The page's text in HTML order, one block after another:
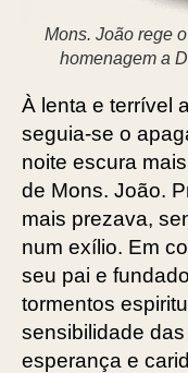
Mons. João rege
homenagem a
À lenta e terrível
seguia-se o
noite escura
de Mons. João.
mais prezava,
num exílio. Em
seu pai e
tormentos
sensibilidade
esperança e